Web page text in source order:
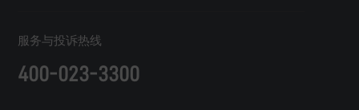
服务与投诉热线
400-023-3300